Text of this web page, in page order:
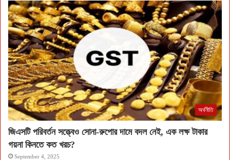
অর্থনীতি
জিএসটি পরিবর্তন সত্ত্বেও সোনা-রুপোর দামে বদল নেই, এক লক্ষ টাকার
গয়না কিনতে কত খরচ?
September 4, 2025